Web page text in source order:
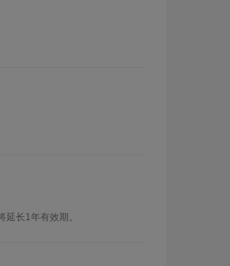
长1年有效期。